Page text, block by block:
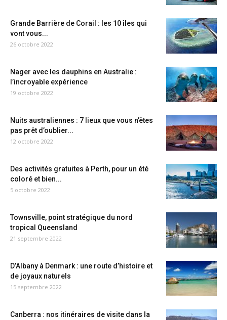
Grande Barrière de Corail : les 10 îles qui
vont vous...
26 octobre 2022
Nager avec les dauphins en Australie :
l’incroyable expérience
19 octobre 2022
Nuits australiennes : 7 lieux que vous n’êtes
pas prêt d’oublier...
12 octobre 2022
Des activités gratuites à Perth, pour un été
coloré et bien...
5 octobre 2022
Townsville, point stratégique du nord
tropical Queensland
21 septembre 2022
D’Albany à Denmark : une route d’histoire et
de joyaux naturels
15 septembre 2022
Canberra : nos itinéraires de visite dans la